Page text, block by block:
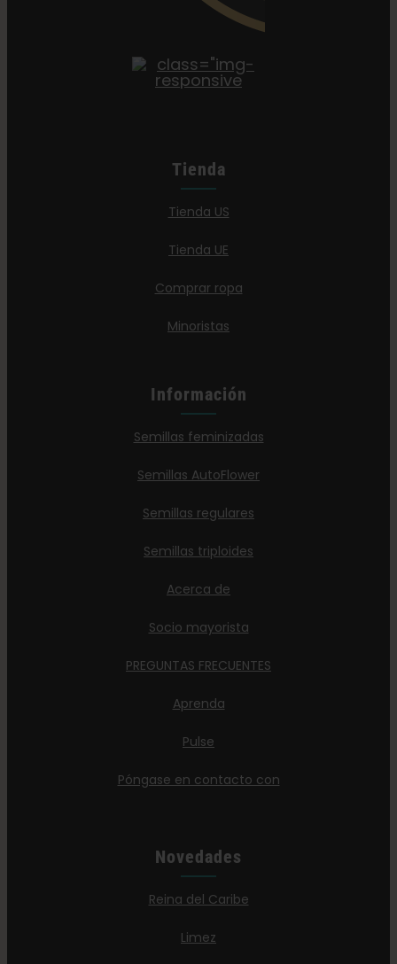
Tienda
Tienda US
Tienda UE
Comprar ropa
Minoristas
Información
Semillas feminizadas
Semillas AutoFlower
Semillas regulares
Semillas triploides
Acerca de
Socio mayorista
PREGUNTAS FRECUENTES
Aprenda
Pulse
Póngase en contacto con
Novedades
Reina del Caribe
Limez